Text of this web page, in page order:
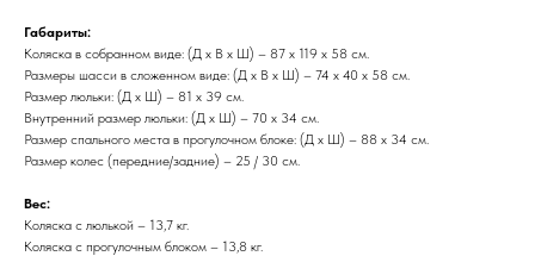
Габариты:
Коляска в собранном виде: (Д х В х Ш) – 87 х 119 х 58 см.
Размеры шасси в сложенном виде: (Д х В х Ш) – 74 х 40 х 58 см.
Размер люльки: (Д х Ш) – 81 х 39 см.
Внутренний размер люльки: (Д х Ш) – 70 х 34 см.
Размер спального места в прогулочном блоке: (Д х Ш) – 88 х 34 см.
Размер колес (передние/задние) – 25 / 30 см.
Вес:
Коляска с люлькой – 13,7 кг.
Коляска с прогулочным блоком – 13,8 кг.